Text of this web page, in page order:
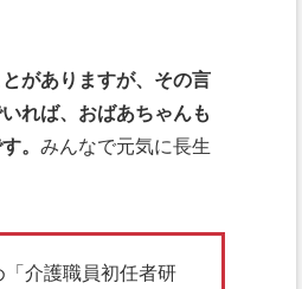
がありますが、その言
れば、おばあちゃんも
。 みんなで元気に長生
介護職員初任者研